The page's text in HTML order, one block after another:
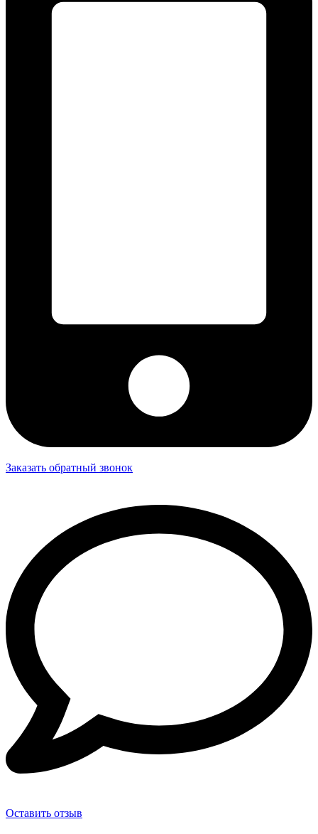
Заказать обратный звонок
Оставить отзыв